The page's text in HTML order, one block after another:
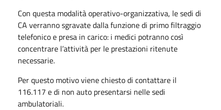
Con questa modalità operativo-organizzativa, le sedi di
CA verranno sgravate dalla funzione di primo filtraggio
telefonico e presa in carico: i medici potranno così
concentrare l’attività per le prestazioni ritenute
necessarie.
Per questo motivo viene chiesto di contattare il
116.117 e di non auto presentarsi nelle sedi
ambulatoriali.